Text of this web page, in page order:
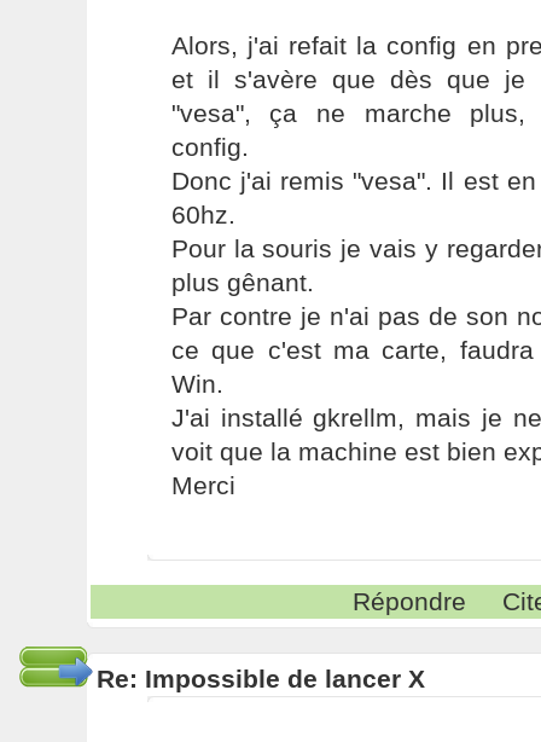
Alors, j'ai refait la config en
et il s'avère que dès que je
"vesa", ça ne marche plus,
config.
Donc j'ai remis "vesa". Il est
60hz.
Pour la souris je vais y
plus gênant.
Par contre je n'ai pas de son
ce que c'est ma carte,
Win.
J'ai installé gkrellm, mais je
voit que la machine est bien
Merci
Répondre
Re: Impossible de lancer X